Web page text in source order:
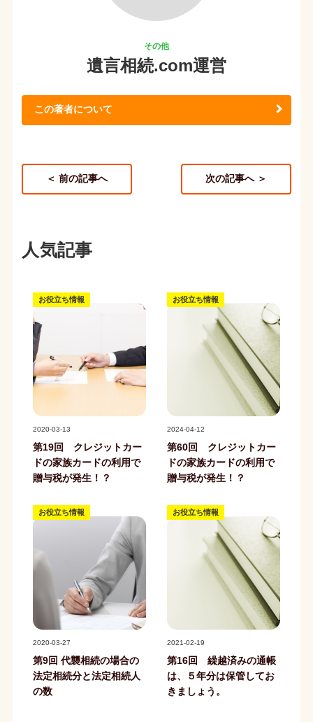
遺言相続.com運営
この著者について
＜ 前の記事へ 次の記事へ ＞
人気記事
お役立ち情報
2020-03-13
第19回 クレジットカー
ドの家族カードの利用で
贈与税が発生！？
お役立ち情報
2024-04-12
第60回 クレジットカー
ドの家族カードの利用で
贈与税が発生！？
お役立ち情報
2020-03-27
第9回 代襲相続の場合の
法定相続分と法定相続人
の数
お役立ち情報
2021-02-19
第16回 繰越済みの通帳
は、５年分は保管してお
きましょう。